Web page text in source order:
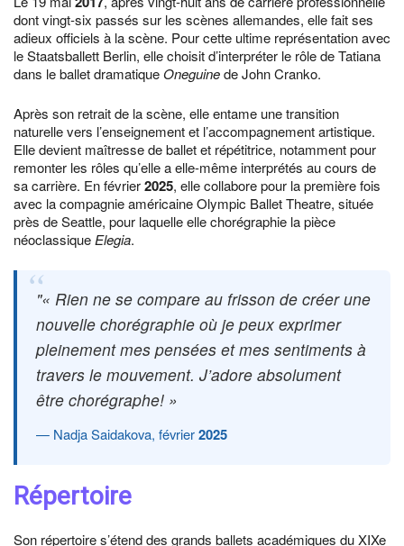
dont vingt-six passés sur les scènes allemandes, elle fait ses
adieux officiels à la scène. Pour cette ultime représentation avec
le Staatsballett Berlin, elle choisit d’interpréter le rôle de Tatiana
dans le ballet dramatiqueOneguinede John Cranko.
Après son retrait de la scène, elle entame une transition
naturelle vers l’enseignement et l’accompagnement artistique.
Elle devient maîtresse de ballet et répétitrice, notamment pour
remonter les rôles qu’elle a elle-même interprétés au cours de
sa carrière. En février2025, elle collabore pour la première fois
avec la compagnie américaine Olympic Ballet Theatre, située
près de Seattle, pour laquelle elle chorégraphie la pièce
néoclassique Elegia.
« Rien ne se compare au frisson de créer une
nouvelle chorégraphie où je peux exprimer
pleinement mes pensées et mes sentiments à
travers le mouvement. J’adore absolument
être chorégraphe! »
Nadja Saidakova, février2025
Répertoire
Son répertoire s’étend des grands ballets académiques du XIXe